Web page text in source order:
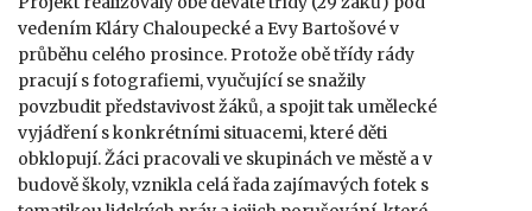
vedením Kláry Chaloupecké a Evy Bartošové v
průběhu celého prosince. Protože obě třídy rády
pracují s fotografiemi, vyučující se snažily
povzbudit představivost žáků, a spojit tak umělecké
vyjádření s konkrétními situacemi, které děti
obklopují. Žáci pracovali ve skupinách ve městě a v
budově školy, vznikla celá řada zajímavých fotek s